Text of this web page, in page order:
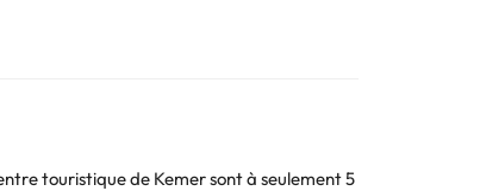
touristique de Kemer sont à seulement 5